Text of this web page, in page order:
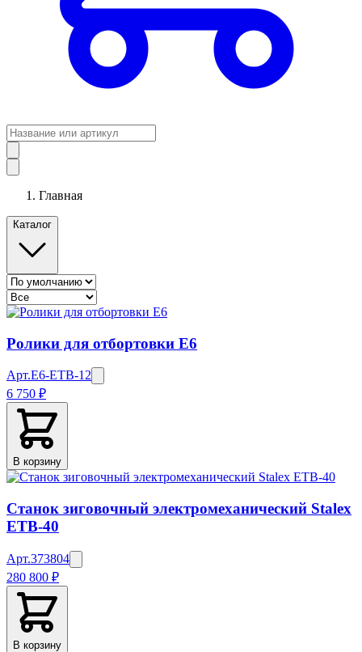
Главная
Каталог
Ролики для отбортовки E6
Арт.E6-ETB-12
6 750 ₽
В корзину
Станок зиговочный электромеханический Stalex
ETB-40
Арт.373804
280 800 ₽
В корзину